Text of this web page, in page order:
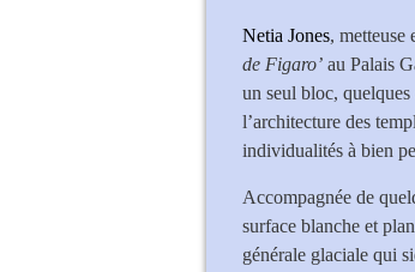
Netia Jones, metteuse
de Figaro’ au Palais
un seul bloc,
l’architecture des
individualités à bien
Accompagnée de
surface blanche et
générale glaciale qui